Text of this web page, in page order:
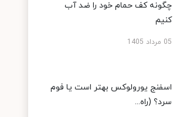
چگونه کف حمام خود را ضد آب
کنیم
05 مرداد 1405
اسفنج یورولوکس بهتر است یا فوم
سرد؟ (راه...